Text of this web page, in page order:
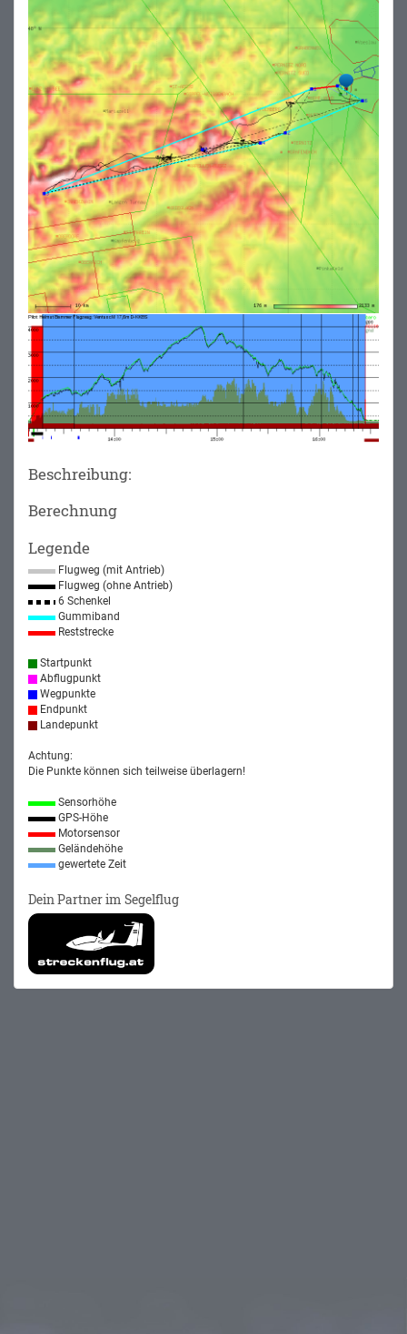
Beschreibung:
Berechnung
Legende
Flugweg (mit Antrieb)
Flugweg (ohne Antrieb)
6 Schenkel
Gummiband
Reststrecke
Startpunkt
Abflugpunkt
Wegpunkte
Endpunkt
Landepunkt
Achtung:
Die Punkte können sich teilweise überlagern!
Sensorhöhe
GPS-Höhe
Motorsensor
Geländehöhe
gewertete Zeit
Dein Partner im Segelflug